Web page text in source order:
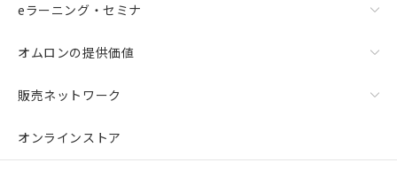
eラーニング・セミナ
オムロンの提供価値
販売ネットワーク
オンラインストア